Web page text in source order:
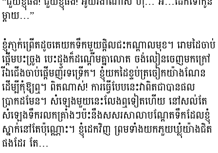
ម្តាយ…”
ខ្ញុំភា្ញក់ព្រើតដូចគេយកទឹកមួយផ្តិលជះកណ្តាលមុខ។ រោមដៃចាប់
ផ្តើមបះច្រូង បេះដូងក៏ដណ្តើមគ្នាលោត ចង់លៀនចេញមកក្រៅ
រីឯជើងចាប់ផ្តើមញ័រទទ្រើក។ ខ្ញុំយកដៃខ្ទប់ត្រចៀកយ៉ាងណែន
ដើម្បីកុំឱ្យឮ។ ពិតណាស់! ការធ្វើបែបនេះវាពិតជាបានផល
ប្រាកដមែន។ សំឡេងមួយនេះលែងឮទៀតហើយ នៅសល់តែ
សំឡេងទឹករលកគ្រាំងៗប៉ះនឹងសសរសាលាបណ្តែតទឹកដែលខ្ញុំ
ស្នាក់នៅតែប៉ុណ្ណោះ។ ខ្ញុំដេកវិញ ព្រមទាំងយកភួយឃ្លុំយ៉ាងជិត
ផងដែរ តែ…